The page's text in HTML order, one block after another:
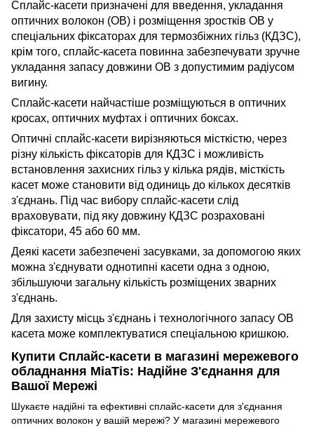
Сплайс-касети призначені для введення, укладання
оптичних волокон (ОВ) і розміщення зростків ОВ у
спеціальних фіксаторах для термозбіжних гільз (КДЗС),
крім того, сплайс-касета повинна забезпечувати зручне
укладання запасу довжини ОВ з допустимим радіусом
вигину.
Сплайс-касети найчастіше розміщуються в оптичних
кросах, оптичних муфтах і оптичних боксах.
Оптичні сплайс-касети вирізняються місткістю, через
різну кількість фіксаторів для КДЗС і можливість
встановлення захисних гільз у кілька рядів, місткість
касет може становити від одиниць до кількох десятків
з'єднань. Під час вибору сплайс-касети слід
враховувати, під яку довжину КДЗС розраховані
фіксатори, 45 або 60 мм.
Деякі касети забезпечені засувками, за допомогою яких
можна з'єднувати однотипні касети одна з одною,
збільшуючи загальну кількість розміщених зварних
з'єднань.
Для захисту місць з'єднань і технологічного запасу ОВ
касета може комплектуватися спеціальною кришкою.
Купити Сплайс-касети в магазині мережевого
обладнання MiaTis: Надійне З'єднання для
Вашої Мережі
Шукаєте надійні та ефективні сплайс-касети для з'єднання
оптичних волокон у вашій мережі? У магазині мережевого